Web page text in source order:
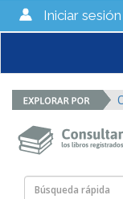
Iniciar sesión